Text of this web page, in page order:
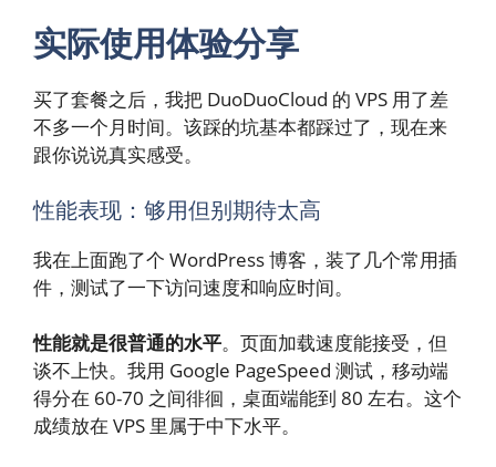
实际使用体验分享
买了套餐之后，我把 DuoDuoCloud 的 VPS 用了差
不多一个月时间。该踩的坑基本都踩过了，现在来
跟你说说真实感受。
性能表现：够用但别期待太高
我在上面跑了个 WordPress 博客，装了几个常用插
件，测试了一下访问速度和响应时间。
性能就是很普通的水平。页面加载速度能接受，但
谈不上快。我用 Google PageSpeed 测试，移动端
得分在 60-70 之间徘徊，桌面端能到 80 左右。这个
成绩放在 VPS 里属于中下水平。